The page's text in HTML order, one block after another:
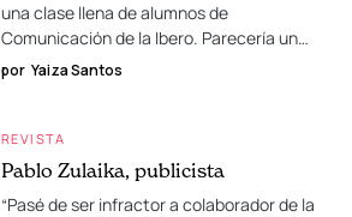
una clase llena de alumnos de
Comunicación de la Ibero. Parecería un…
por Yaiza Santos
REVISTA
Pablo Zulaika, publicista
“Pasé de ser infractor a colaborador de la